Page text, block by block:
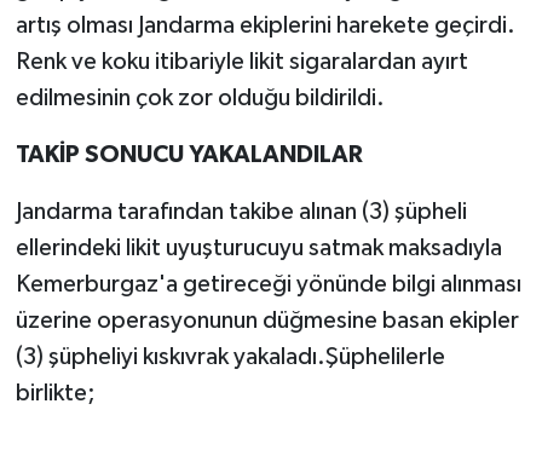
artış olması Jandarma ekiplerini harekete geçirdi.
Renk ve koku itibariyle likit sigaralardan ayırt
edilmesinin çok zor olduğu bildirildi.
TAKİP SONUCU YAKALANDILAR
Jandarma tarafından takibe alınan (3) şüpheli
ellerindeki likit uyuşturucuyu satmak maksadıyla
Kemerburgaz'a getireceği yönünde bilgi alınması
üzerine operasyonunun düğmesine basan ekipler
(3) şüpheliyi kıskıvrak yakaladı.Şüphelilerle
birlikte;